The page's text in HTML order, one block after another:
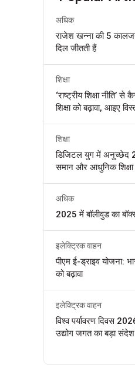
अधिक
राजेश खन्ना की 5
दिल जीतती हैं
शिक्षा
‘राष्ट्रीय शिक्षा नीति’ से
शिक्षा को बढ़ावा, आइए
शिक्षा
डिजिटल युग में अनुच्छेद
समान और आधुनिक शिक्षा
अधिक
2025 में बॉलीवुड का
इलेक्ट्रिक वाहन
पीएम ई-ड्राइव योजना:
को बढ़ावा
इलेक्ट्रिक वाहन
विश्व पर्यावरण दिवस
उद्योग जगत का बड़ा संदेश